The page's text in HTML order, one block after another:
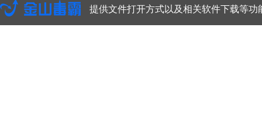
提供文件打开方式以及相关软件下载等功